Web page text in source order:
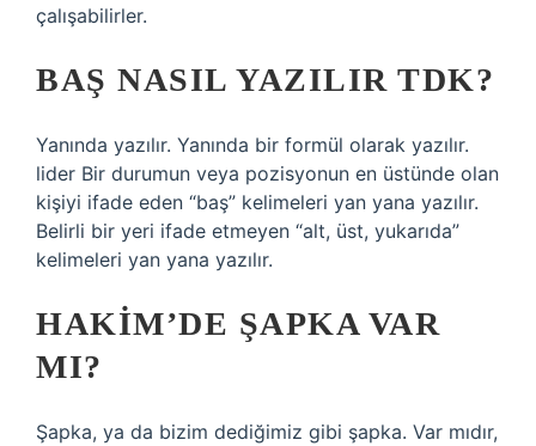
çalışabilirler.
BAŞ NASIL YAZILIR TDK?
Yanında yazılır. Yanında bir formül olarak yazılır.
lider Bir durumun veya pozisyonun en üstünde olan
kişiyi ifade eden “baş” kelimeleri yan yana yazılır.
Belirli bir yeri ifade etmeyen “alt, üst, yukarıda”
kelimeleri yan yana yazılır.
HAKIM’DE ŞAPKA VAR
MI?
Şapka, ya da bizim dediğimiz gibi şapka. Var mıdır,